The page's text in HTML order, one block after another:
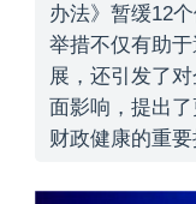
办法》暂缓12
举措不仅有助
展，还引发了
面影响，提出
财政健康的重要